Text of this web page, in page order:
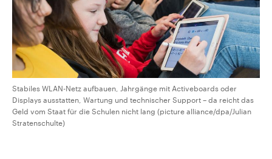
Stabiles WLAN-Netz aufbauen, Jahrgänge mit Activeboards oder
Displays ausstatten, Wartung und technischer Support – da reicht das
Geld vom Staat für die Schulen nicht lang (picture alliance/dpa/Julian
Stratenschulte)